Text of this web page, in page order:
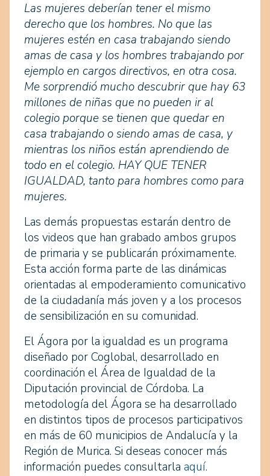
Las mujeres deberían tener el mismo
derecho que los hombres. No que las
mujeres estén en casa trabajando siendo
amas de casa y los hombres trabajando por
ejemplo en cargos directivos, en otra cosa.
Me sorprendió mucho descubrir que hay 63
millones de niñas que no pueden ir al
colegio porque se tienen que quedar en
casa trabajando o siendo amas de casa, y
mientras los niños están aprendiendo de
todo en el colegio. HAY QUE TENER
IGUALDAD, tanto para hombres como para
mujeres.
Las demás propuestas estarán dentro de
los videos que han grabado ambos grupos
de primaria y se publicarán próximamente.
Esta acción forma parte de las dinámicas
orientadas al empoderamiento comunicativo
de la ciudadanía más joven y a los procesos
de sensibilización en su comunidad.
El Ágora por la igualdad es un programa
diseñado por Coglobal, desarrollado en
coordinación el Área de Igualdad de la
Diputación provincial de Córdoba. La
metodología del Ágora se ha desarrollado
en distintos tipos de procesos participativos
en más de 60 municipios de Andalucía y la
Región de Murica. Si deseas conocer más
información puedes consultarla aquí.